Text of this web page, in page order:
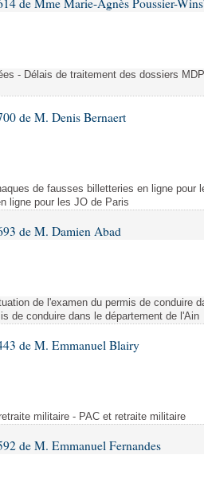
des lois
des lois
de Mme Marie-Agnès Poussier-
- Délais de traitement des dossiers
de M. Denis Bernaert
de fausses billetteries en ligne pour
ligne pour les JO de Paris
de M. Damien Abad
de l'examen du permis de conduire
de conduire dans le département de l'Ain
de M. Emmanuel Blairy
militaire - PAC et retraite militaire
de M. Emmanuel Fernandes